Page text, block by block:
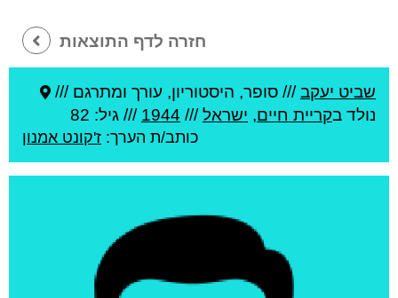
חזרה לדף התוצאות
שביט יעקב/// סופר, היסטוריון, עורך ומתרגם ///
נולד בקריית חיים, ישראל///
1944 /// גיל: 82
כותב/ת הערך: ז'קונט אמנון